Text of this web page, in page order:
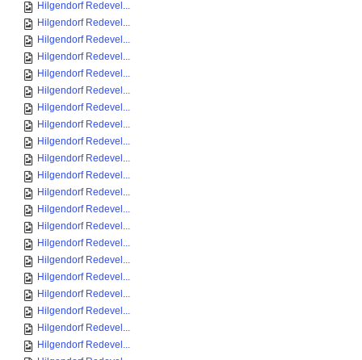
Hilgendorf Redevel...
Hilgendorf Redevel...
Hilgendorf Redevel...
Hilgendorf Redevel...
Hilgendorf Redevel...
Hilgendorf Redevel...
Hilgendorf Redevel...
Hilgendorf Redevel...
Hilgendorf Redevel...
Hilgendorf Redevel...
Hilgendorf Redevel...
Hilgendorf Redevel...
Hilgendorf Redevel...
Hilgendorf Redevel...
Hilgendorf Redevel...
Hilgendorf Redevel...
Hilgendorf Redevel...
Hilgendorf Redevel...
Hilgendorf Redevel...
Hilgendorf Redevel...
Hilgendorf Redevel...